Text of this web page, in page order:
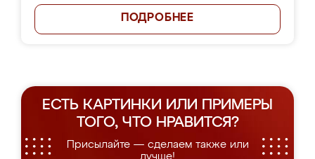
ПОДРОБНЕЕ
ЕСТЬ КАРТИНКИ ИЛИ ПРИМЕРЫ
ТОГО, ЧТО НРАВИТСЯ?
Присылайте — сделаем также или
лучше!